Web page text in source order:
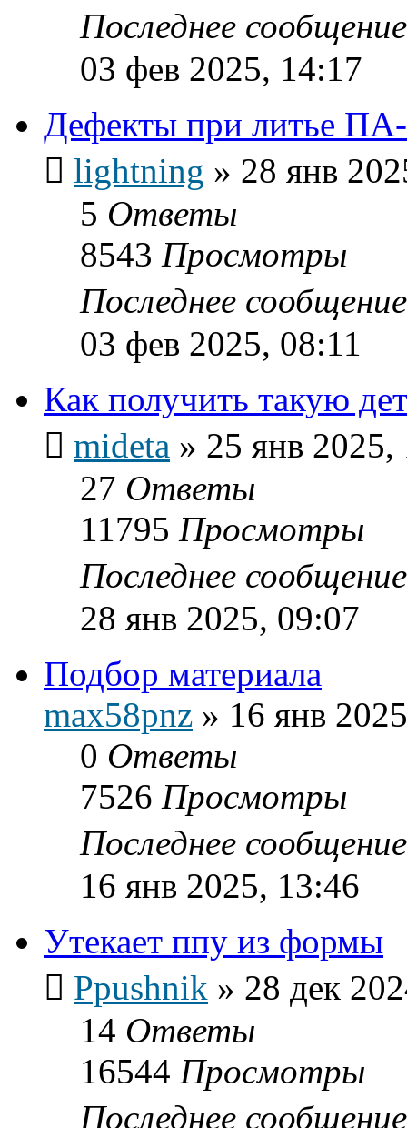
Последнее
03 фев 2025, 14:17
Дефекты при литье
lightning » 28 янв
5 Ответы
8543 Просмотры
Последнее
03 фев 2025, 08:11
Как получить такую
mideta » 25 янв 2025,
27 Ответы
11795 Просмотры
Последнее
28 янв 2025, 09:07
Подбор материала
max58pnz » 16 янв
0 Ответы
7526 Просмотры
Последнее
16 янв 2025, 13:46
Утекает ппу из формы
Ppushnik » 28 дек
14 Ответы
16544 Просмотры
Последнее